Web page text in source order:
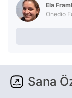
Ela
Onedio
Sana